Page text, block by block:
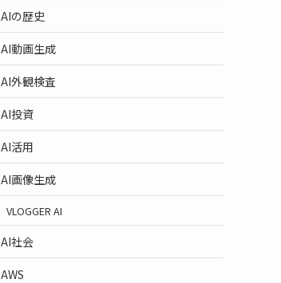
AIの歴史
AI動画生成
AI外観検査
AI投資
AI活用
AI画像生成
VLOGGER AI
AI社会
AWS